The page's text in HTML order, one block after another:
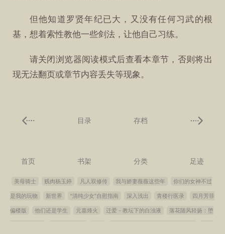
但他知道罗贤年纪已大，又没有任何习武的根
基，想着索性教他一些剑法，让他自己习练。
请关闭浏览器阅读模式后查看本章节，否则将出
现无法翻页或章节内容丢失等现象。
目录 存档
首页 书架 分类 足迹
美母骑士 贱肉杨玉婷 凡人双修传 我与娇妻薇薇这些年 你们的女神不过
是我的玩物 新世界 “清纯少女”自慰指南 深入浅出 青楼行医录 四月芳菲
偏楼版 他们还是学生 元嘉烽火 迁爱－教坛下的白浊液 落花随风轻扬：堕